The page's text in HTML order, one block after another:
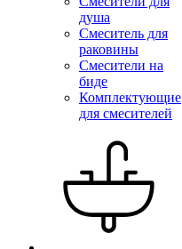
душа
Смеситель для
раковины
Смесители на
биде
Комплектующие
для смесителей